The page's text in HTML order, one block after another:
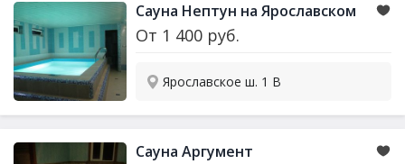
Сауна Нептун на Ярославском
От 1 400 руб.
Ярославское ш. 1 B
Сауна Аргумент